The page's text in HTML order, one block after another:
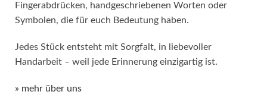
Fingerabdrücken, handgeschriebenen Worten oder
Symbolen, die für euch Bedeutung haben.
Jedes Stück entsteht mit Sorgfalt, in liebevoller
Handarbeit – weil jede Erinnerung einzigartig ist.
» mehr über uns